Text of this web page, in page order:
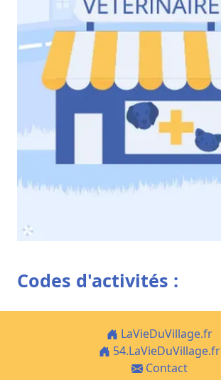
Codes d'activités :
LaVieDuVillage.fr
54.LaVieDuVillage.fr
Contact